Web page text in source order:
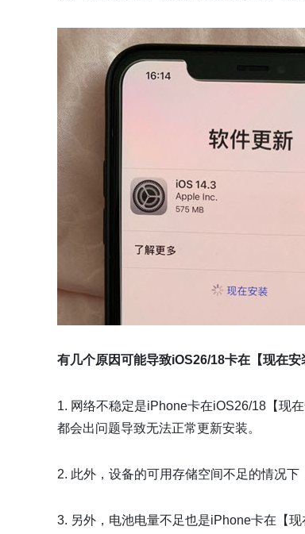
有几个原因可能导致iOS26/18卡在【现在安
1. 网络不稳定是iPhone卡在iOS26/18【现
都会出问题导致无法正常更新安装。
2. 此外，设备的可用存储空间不足的情况
3. 另外，电池电量不足也是iPhone卡在【